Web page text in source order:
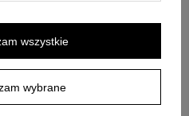
jest nadruk na skrzyni?
skrzyni wykonywany jest
jest limit tekstu?
wybrane
wszystkie